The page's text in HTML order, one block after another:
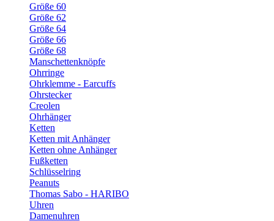
Größe 60
Größe 62
Größe 64
Größe 66
Größe 68
Manschettenknöpfe
Ohrringe
Ohrklemme - Earcuffs
Ohrstecker
Creolen
Ohrhänger
Ketten
Ketten mit Anhänger
Ketten ohne Anhänger
Fußketten
Schlüsselring
Peanuts
Thomas Sabo - HARIBO
Uhren
Damenuhren